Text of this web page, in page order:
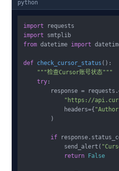
python
import
import
from datetime import
def check_cursor_status ():
"""检查Cursor账号状态"""
try :
response =
"https://
            headers={
        )
if
            send_alert(
return
False